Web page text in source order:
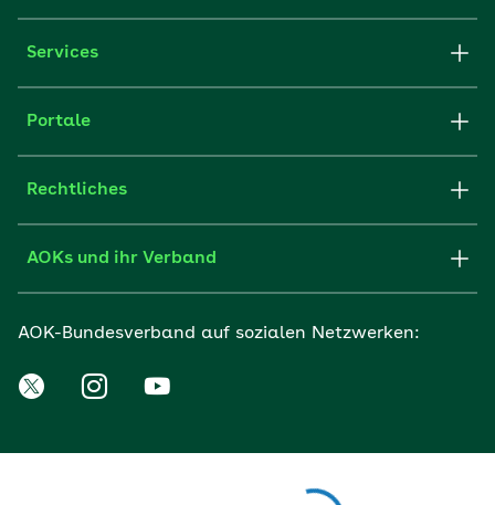
Services
Portale
Rechtliches
AOKs und ihr Verband
AOK-Bundesverband auf sozialen Netzwerken: